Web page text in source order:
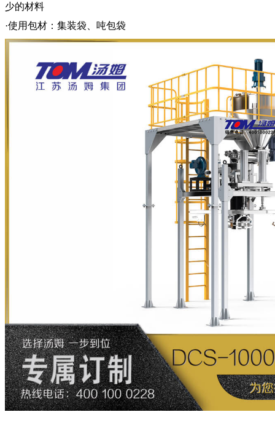
少的材料
·使用包材：集装袋、吨包袋